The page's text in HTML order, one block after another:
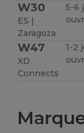
W30
ES |
Zaragoza
5-6
W47
XD
Connects
1-2